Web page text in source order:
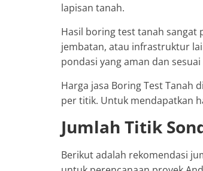
lapisan tanah.
Hasil boring test tanah sangat
jembatan, atau infrastruktur
pondasi yang aman dan
Harga jasa Boring Test Tanah
per titik. Untuk mendapatkan
Jumlah Titik
Berikut adalah rekomendasi